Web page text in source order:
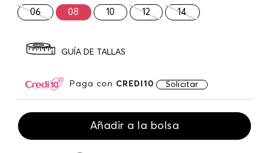
06 08 10 12 14
GUÍA DE TALLAS
Paga con CREDI10 Solicitar
Añadir a la bolsa